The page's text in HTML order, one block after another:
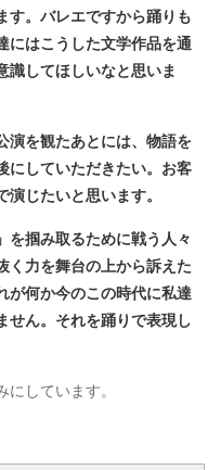
す。バレエですから踊りも
にはこうした文学作品を通
識してほしいなと思いま
演を観たあとには、物語を
にしていただきたい。お客
じたいと思います。
を掴み取るために戦う人々
く力を舞台の上から訴えた
が何か今のこの時代に私達
せん。それを踊りで表現し
しています。